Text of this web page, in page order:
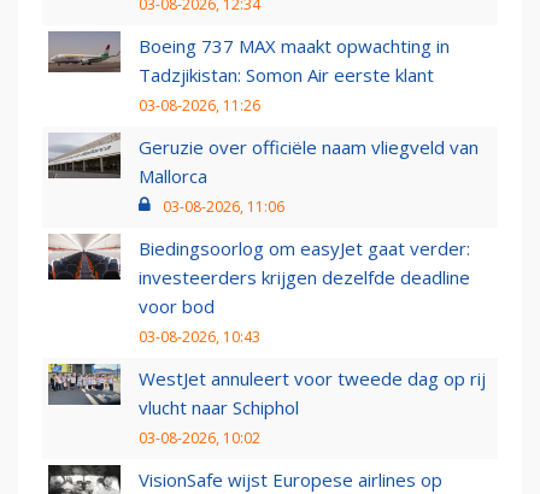
03-08-2026, 12:34
Boeing 737 MAX maakt opwachting in
Tadzjikistan: Somon Air eerste klant
03-08-2026, 11:26
Geruzie over officiële naam vliegveld van
Mallorca
03-08-2026, 11:06
Biedingsoorlog om easyJet gaat verder:
investeerders krijgen dezelfde deadline
voor bod
03-08-2026, 10:43
WestJet annuleert voor tweede dag op rij
vlucht naar Schiphol
03-08-2026, 10:02
VisionSafe wijst Europese airlines op